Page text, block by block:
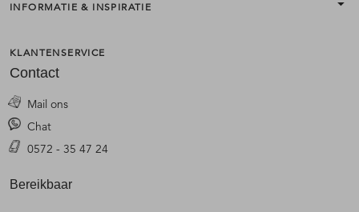
INFORMATIE & INSPIRATIE
KLANTENSERVICE
Contact
Mail ons
Chat
0572 - 35 47 24
Bereikbaar